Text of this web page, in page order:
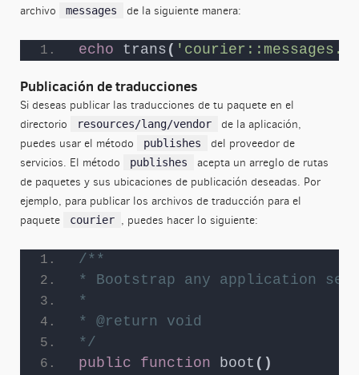
archivo
messages de la siguiente manera:
echo trans (
Publicación de traducciones
Si deseas publicar las traducciones de tu paquete en el
directorio
resources/lang/vendor
de la aplicación,
puedes usar el método
publishes
del proveedor de
servicios. El método
publishes
acepta un arreglo de rutas
de paquetes y sus ubicaciones de publicación deseadas. Por
ejemplo, para publicar los archivos de traducción para el
paquete
courier , puedes hacer lo siguiente:
/**
* Bootstrap any application
*
* @return void
*/
public
function boot ()